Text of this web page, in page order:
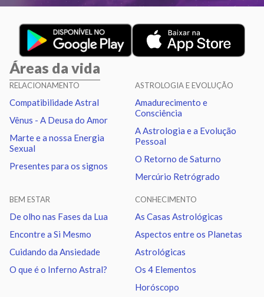
Aspectos ativos Orbe
Sextil Lua 6.33
Sol Conjunção
Sol Saturno
Lua Conjunção Marte
Nodo norte
Mercúrio Quadratura Quiron
Vênus Oposição Netuno
Plutão
Áreas da vida
RELACIONAMENTO
Compatibilidade Astral
Vênus - A Deusa do Amor
Marte e a nossa Energia
Sexual
Presentes para os signos
ASTROLOGIA E EVOLUÇÃO
Amadurecimento e
Consciência
A Astrologia e a Evolução
Pessoal
O Retorno de Saturno
Mercúrio Retrógrado
BEM ESTAR
De olho nas Fases da Lua
Encontre a Si Mesmo
Cuidando da Ansiedade
O que é o Inferno Astral?
CONHECIMENTO
As Casas Astrológicas
Aspectos entre os Planetas
Astrológicas
Os 4 Elementos
Horóscopo